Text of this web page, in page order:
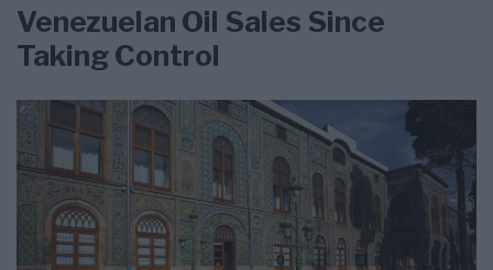
Venezuelan Oil Sales Since
Taking Control